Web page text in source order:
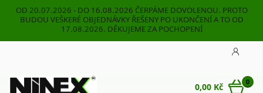
OD 20.07.2026 - DO 16.08.2026 ČERPÁME DOVOLENOU. PROTO
BUDOU VEŠKERÉ OBJEDNÁVKY ŘEŠENY PO UKONČENÍ A TO OD
17.08.2026. DĚKUJEME ZA POCHOPENÍ
0
0,00 Kč